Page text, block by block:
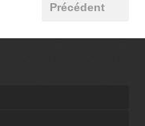
Précédent